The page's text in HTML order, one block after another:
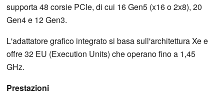
supporta 48 corsie PCIe, di cui 16 Gen5 (x16 o 2x8), 20
Gen4 e 12 Gen3.
L'adattatore grafico integrato si basa sull'architettura Xe e
offre 32 EU (Execution Units) che operano fino a 1,45
GHz.
Prestazioni